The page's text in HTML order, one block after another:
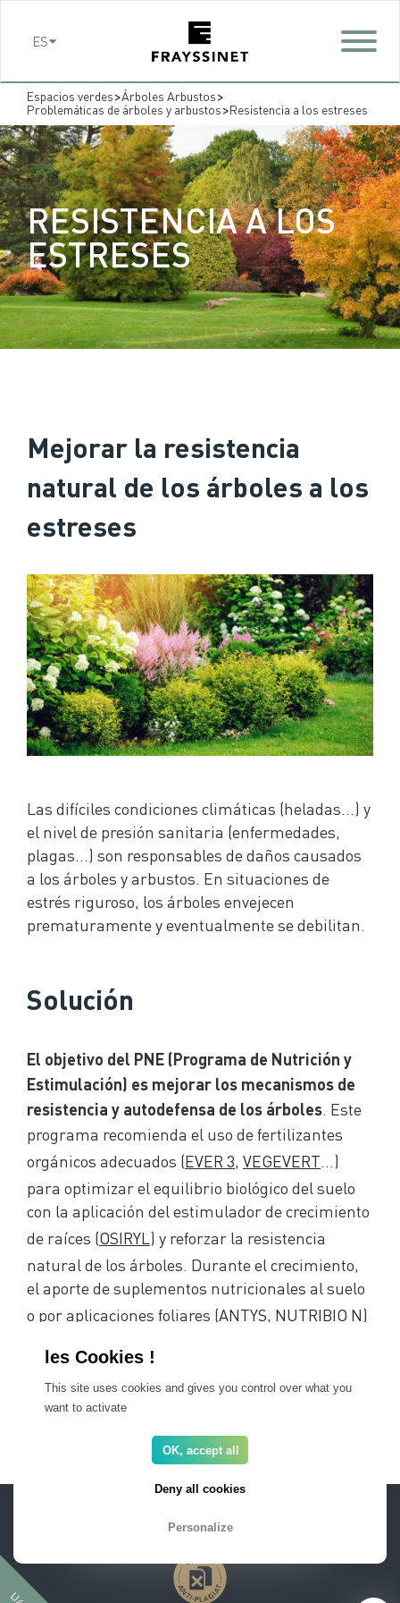
ES
Espacios verdes>Árboles Arbustos>
Problemáticas de árboles y arbustos>Resistencia a los estreses
RESISTENCIA A LOS
ESTRESES
Mejorar la resistencia
natural de los árboles a los
estreses
Las difíciles condiciones climáticas (heladas…) y
el nivel de presión sanitaria (enfermedades,
plagas…) son responsables de daños causados
a los árboles y arbustos. En situaciones de
estrés riguroso, los árboles envejecen
prematuramente y eventualmente se debilitan.
Solución
El objetivo del PNE (Programa de Nutrición y
Estimulación) es mejorar los mecanismos de
resistencia y autodefensa de los árboles. Este
programa recomienda el uso de fertilizantes
orgánicos adecuados (EVER 3, VEGEVERT…)
para optimizar el equilibrio biológico del suelo
con la aplicación del estimulador de crecimiento
de raíces (OSIRYL) y reforzar la resistencia
natural de los árboles. Durante el crecimiento,
el aporte de suplementos nutricionales al suelo
o por aplicaciones foliares (ANTYS, NUTRIBIO N)
nutrición de los árboles.
Contáctenospara obtener más información
This site uses cookies and gives you control over what you
want to activate
OK, accept all
Deny all cookies
Personalize